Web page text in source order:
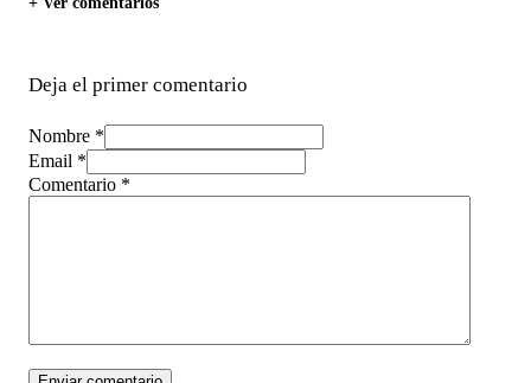
Deja el primer comentario
Nombre *
Email *
Comentario *